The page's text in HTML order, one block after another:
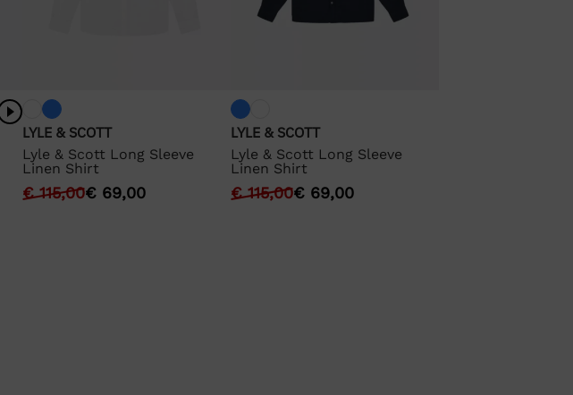
LYLE & SCOTT
Lyle & Scott Long Sleeve
Linen Shirt
€115,00€ 69,00
LYLE & SCOTT
Lyle & Scott Long Sleeve
Linen Shirt
€115,00€ 69,00